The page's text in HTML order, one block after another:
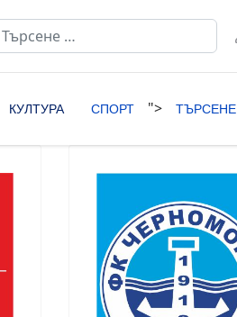
КУЛТУРА СПОРТ "> ТЪРСЕНЕ